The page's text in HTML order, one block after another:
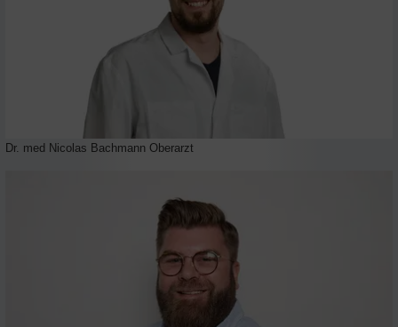
Dr. med Nicolas Bachmann Oberarzt